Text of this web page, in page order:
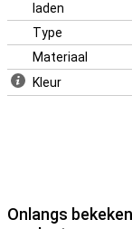
laden
Type
Materiaal
Kleur
Onlangs bekeken